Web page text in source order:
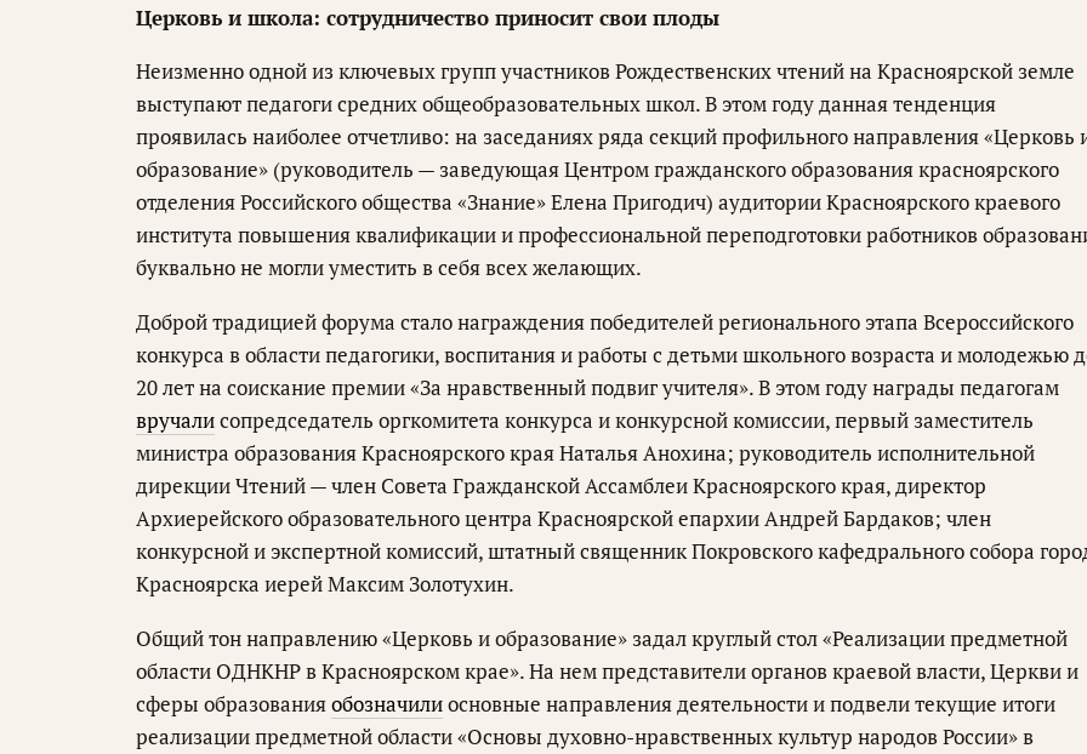
Церковь и школа: сотрудничество приносит свои плоды
Неизменно одной из ключевых групп участников Рождественских чтений на Красноярской земле
выступают педагоги средних общеобразовательных школ. В этом году данная тенденция
проявилась наиболее отчетливо: на заседаниях ряда секций профильного направления «Церковь
образование» (руководитель — заведующая Центром гражданского образования красноярского
отделения Российского общества «Знание» Елена Пригодич) аудитории Красноярского краевого
института повышения квалификации и профессиональной переподготовки работников
буквально не могли уместить в себя всех желающих.
Доброй традицией форума стало награждения победителей регионального этапа Всероссийского
конкурса в области педагогики, воспитания и работы с детьми школьного возраста и молодежью
20 лет на соискание премии «За нравственный подвиг учителя». В этом году награды педагогам
вручалисопредседатель оргкомитета конкурса и конкурсной комиссии, первый заместитель
министра образования Красноярского края Наталья Анохина; руководитель исполнительной
дирекции Чтений — член Совета Гражданской Ассамблеи Красноярского края, директор
Архиерейского образовательного центра Красноярской епархии Андрей Бардаков; член
конкурсной и экспертной комиссий, штатный священник Покровского кафедрального собора
Красноярска иерей Максим Золотухин.
Общий тон направлению «Церковь и образование» задал круглый стол «Реализации предметной
области ОДНКНР в Красноярском крае». На нем представители органов краевой власти, Церкви и
сферы образованияобозначилиосновные направления деятельности и подвели текущие итоги
реализации предметной области «Основы духовно-нравственных культур народов России» в